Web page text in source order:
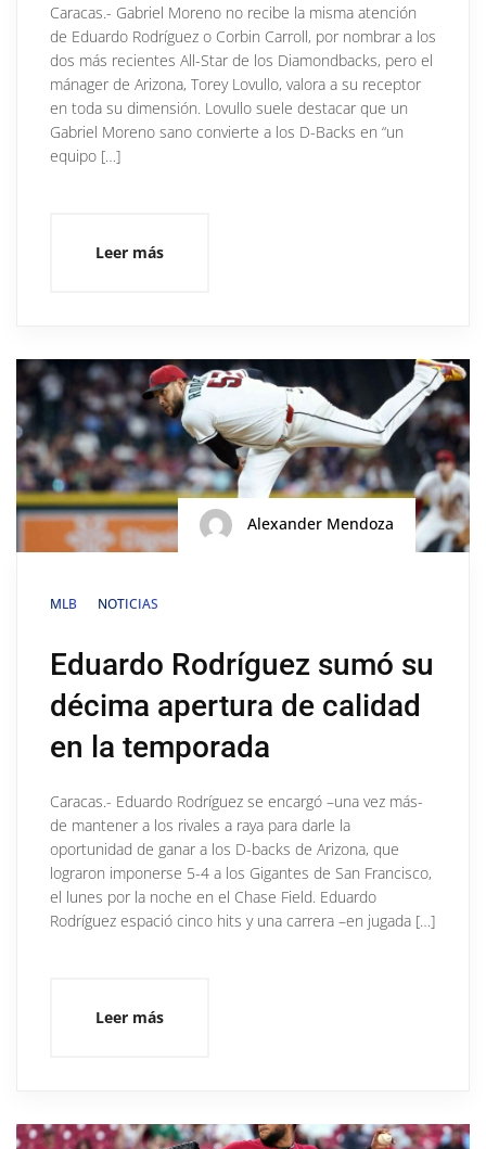
Caracas.- Gabriel Moreno no recibe la misma atención
de Eduardo Rodríguez o Corbin Carroll, por nombrar a los
dos más recientes All-Star de los Diamondbacks, pero el
mánager de Arizona, Torey Lovullo, valora a su receptor
en toda su dimensión. Lovullo suele destacar que un
Gabriel Moreno sano convierte a los D-Backs en “un
equipo […]
Leer más
Alexander Mendoza
MLB NOTICIAS
Eduardo Rodríguez sumó su
décima apertura de calidad
en la temporada
Caracas.- Eduardo Rodríguez se encargó –una vez más-
de mantener a los rivales a raya para darle la
oportunidad de ganar a los D-backs de Arizona, que
lograron imponerse 5-4 a los Gigantes de San Francisco,
el lunes por la noche en el Chase Field. Eduardo
Rodríguez espació cinco hits y una carrera –en jugada […]
Leer más